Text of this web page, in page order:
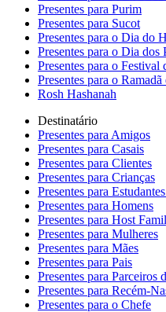
Presentes para Purim
Presentes para Sucot
Presentes para o Dia do
Presentes para o Dia dos
Presentes para o Festival
Presentes para o Ramadã
Rosh Hashanah
Destinatário
Presentes para Amigos
Presentes para Casais
Presentes para Clientes
Presentes para Crianças
Presentes para
Presentes para Homens
Presentes para Host
Presentes para Mulheres
Presentes para Mães
Presentes para Pais
Presentes para Parceiros
Presentes para Recém-
Presentes para o Chefe